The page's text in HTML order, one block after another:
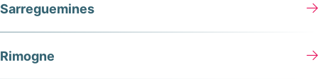
Sarreguemines
Rimogne